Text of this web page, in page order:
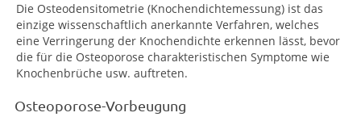
Die Osteodensitometrie (Knochendichtemessung) ist das
einzige wissenschaftlich anerkannte Verfahren, welches
eine Verringerung der Knochendichte erkennen lässt, bevor
die für die Osteoporose charakteristischen Symptome wie
Knochenbrüche usw. auftreten.
Osteoporose-Vorbeugung